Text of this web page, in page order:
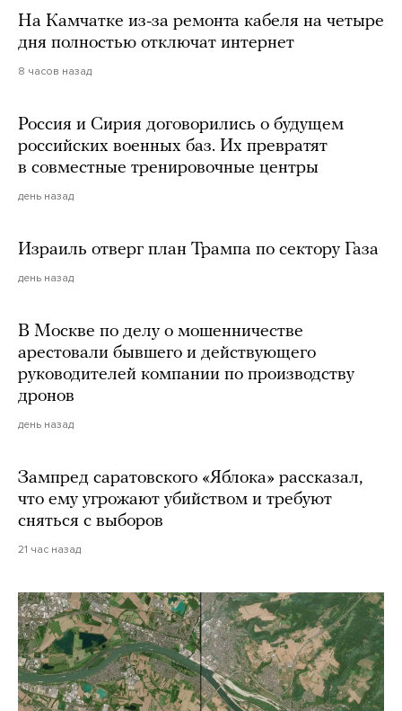
На Камчатке из-за ремонта кабеля на четыре
дня полностью отключат интернет
8 часов назад
Россия и Сирия договорились о будущем
российских военных баз. Их превратят
в совместные тренировочные центры
день назад
Израиль отверг план Трампа по сектору Газа
день назад
В Москве по делу о мошенничестве
арестовали бывшего и действующего
руководителей компании по производству
дронов
день назад
Зампред саратовского «Яблока» рассказал,
что ему угрожают убийством и требуют
сняться с выборов
21 час назад